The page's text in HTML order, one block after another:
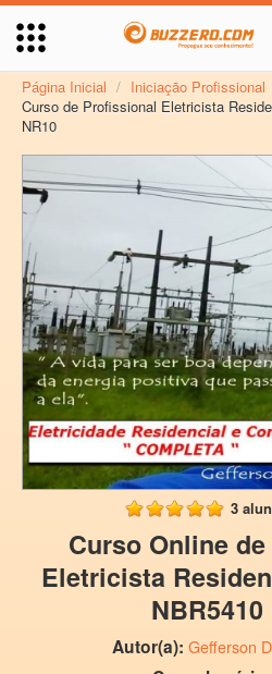
Página Inicial / Iniciação Profissional
Curso de Profissional Eletricista
NR10
3
Curso Online
Eletricista
NBR5410
Autor(a): Gefferson